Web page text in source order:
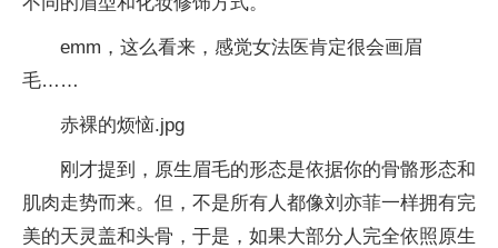
emm，这么看来，感觉女法医肯定很会画眉
毛……
赤裸的烦恼.jpg
刚才提到，原生眉毛的形态是依据你的骨骼形态和
肌肉走势而来。但，不是所有人都像刘亦菲一样拥有完
美的天灵盖和头骨，于是，如果大部分人完全依照原生